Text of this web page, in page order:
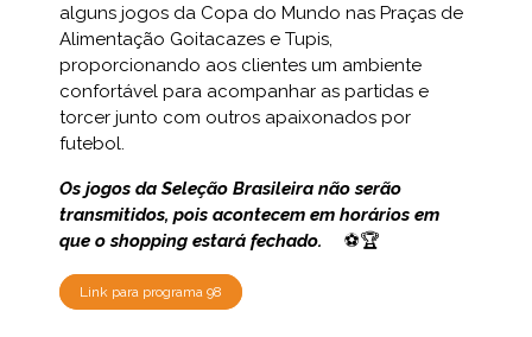
alguns jogos da Copa do Mundo nas Praças de
Alimentação Goitacazes e Tupis,
proporcionando aos clientes um ambiente
confortável para acompanhar as partidas e
torcer junto com outros apaixonados por
futebol.
Os jogos da Seleção Brasileira não serão
transmitidos, pois acontecem em horários em
que o shopping estará fechado.
⚽🏆
Link para programa 98